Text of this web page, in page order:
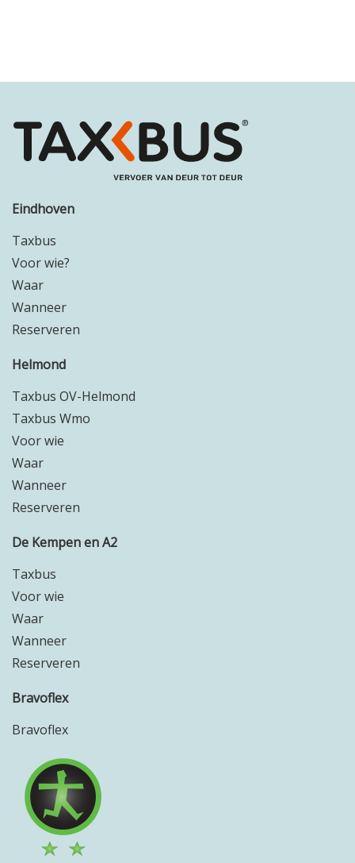
Eindhoven
Taxbus
Voor wie?
Waar
Wanneer
Reserveren
Helmond
Taxbus OV-Helmond
Taxbus Wmo
Voor wie
Waar
Wanneer
Reserveren
De Kempen en A2
Taxbus
Voor wie
Waar
Wanneer
Reserveren
Bravoflex
Bravoflex